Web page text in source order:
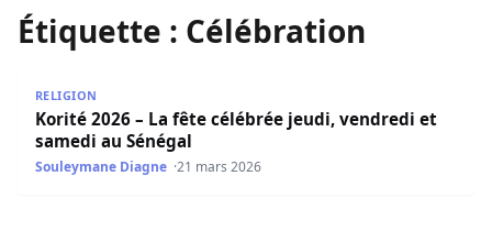
Étiquette : Célébration
RELIGION
Korité 2026 – La fête célébrée jeudi, vendredi et
samedi au Sénégal
Souleymane Diagne 21 mars 2026